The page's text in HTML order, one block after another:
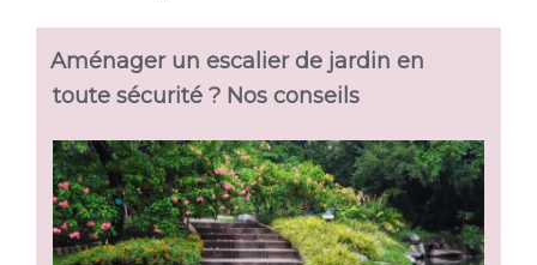
Aménager un escalier de jardin en
toute sécurité ? Nos conseils